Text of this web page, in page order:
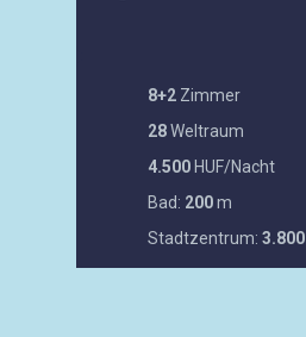
8+2 Zimmer
28Weltraum
4.500 HUF/Nacht
Bad: 200m
Stadtzentrum: 3.800